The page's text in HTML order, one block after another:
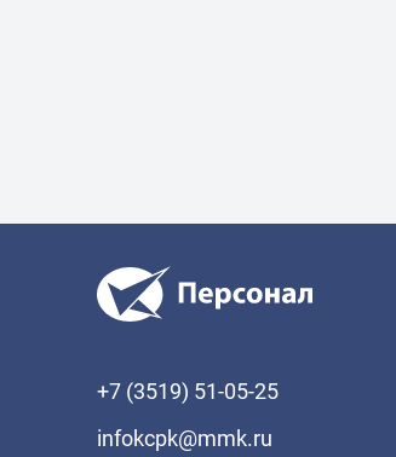
+7 (3519) 51-05-25
infokcpk@mmk.ru